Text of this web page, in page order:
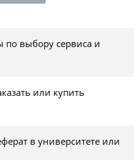
по выбору сервиса и
или купить
в университете или